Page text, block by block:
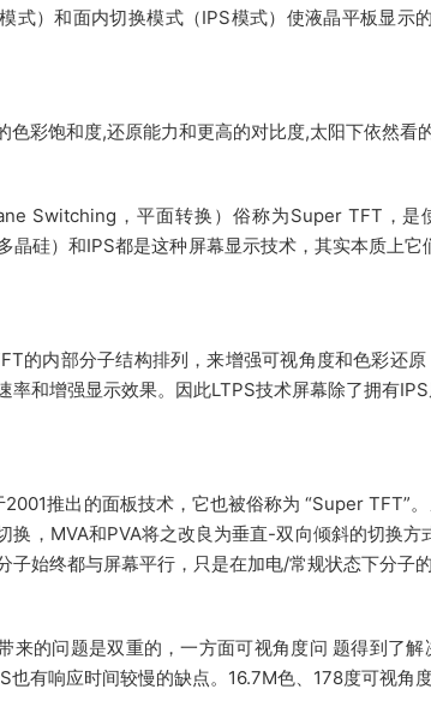
式）和面内切换模式（IPS模式）使液晶平板显示
色彩饱和度,还原能力和更高的对比度,太阳下依然看
Switching，平面转换）俗称为Super TFT，
晶硅）和IPS都是这种屏幕显示技术，其实本质上
的内部分子结构排列，来增强可视角度和色彩还
率和增强显示效果。因此LTPS技术屏幕除了拥有
2001推出的面板技术，它也被俗称为 “Super TFT”
换，MVA和PVA将之改良为垂直-双向倾斜的切换
子始终都与屏幕平行，只是在加电/常规状态下分子
来的问题是双重的，一方面可视角度问 题得到了
也有响应时间较慢的缺点。16.7M色、178度可视角